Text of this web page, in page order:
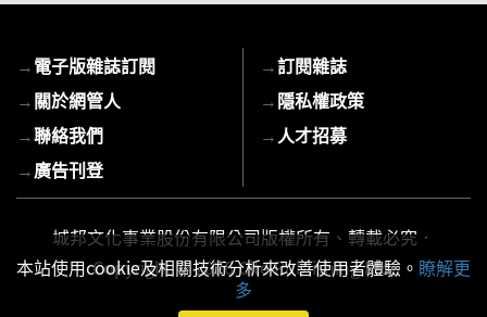
mail
→電子版雜誌訂閱
→關於網管人
→聯絡我們
→廣告刊登
→訂閱雜誌
→隱私權政策
→人才招募
城邦文化事業股份有限公司版權所有、轉載必究．
Copyright © 2026 Cite Publishing Ltd.
本站使用cookie及相關技術分析來改善使用者體驗。 瞭解更
多